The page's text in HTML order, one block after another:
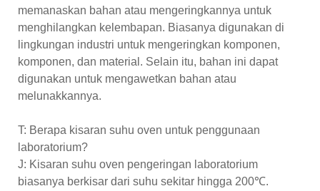
memanaskan bahan atau mengeringkannya untuk
menghilangkan kelembapan. Biasanya digunakan di
lingkungan industri untuk mengeringkan komponen,
komponen, dan material. Selain itu, bahan ini dapat
digunakan untuk mengawetkan bahan atau
melunakkannya.
T: Berapa kisaran suhu oven untuk penggunaan
laboratorium?
J: Kisaran suhu oven pengeringan laboratorium
biasanya berkisar dari suhu sekitar hingga 200℃.